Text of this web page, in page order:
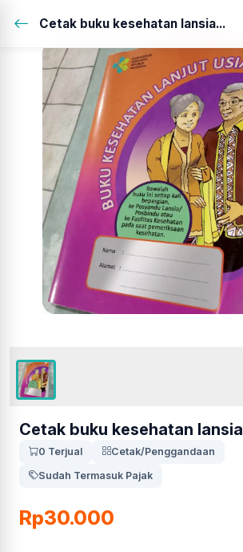
Cetak buku kesehatan lansia...
Cetak buku kesehatan lansia
0 Terjual
Cetak/Penggandaan
Sudah Termasuk Pajak
Rp30.000